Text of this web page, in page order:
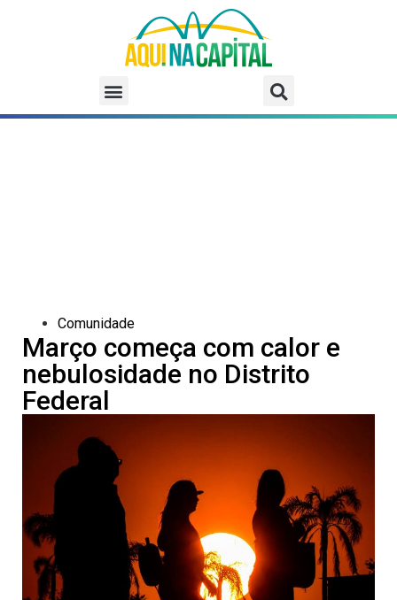
Comunidade
Março começa com calor e
nebulosidade no Distrito
Federal